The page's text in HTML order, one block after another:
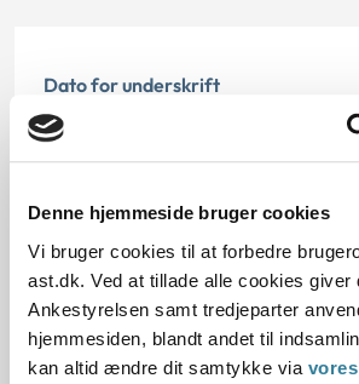
Denne hjemmeside bruger cookies
Vi bruger cookies til at forbedre
ast.dk. Ved at tillade alle cookies
Ankestyrelsen samt tredjeparter
hjemmesiden, blandt andet til
kan altid ændre dit samtykke via
Dato for underskrift
20.10.2011
11.07.2013
Paragraf